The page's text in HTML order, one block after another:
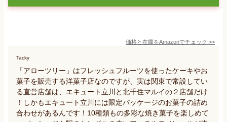
価格と在庫をAmazonでチェック >>
Tacky
「アローツリー」はフレッシュフルーツを使ったケーキやお
菓子を販売する洋菓子店なのですが、実は関東で常設してい
る直営店舗は、エキュート立川と北千住マルイの２店舗だけ
！しかもエキュート立川には限定パッケージのお菓子の詰め
合わせがあるんです！10種類もの多彩な焼き菓子を楽しめて